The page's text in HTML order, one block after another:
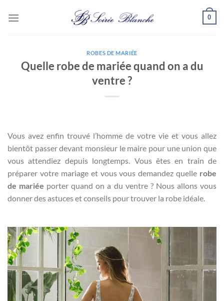
0
ROBES DE MARIÉE
Quelle robe de mariée quand on a du
ventre ?
Vous avez enfin trouvé l’homme de votre vie et vous allez
bientôt passer devant monsieur le maire pour une union que
vous attendiez depuis longtemps. Vous êtes en train de
préparer votre mariage et vous vous demandez quelle robe
de mariée porter quand on a du ventre ? Nous allons vous
donner des astuces et conseils pour trouver la robe idéale.